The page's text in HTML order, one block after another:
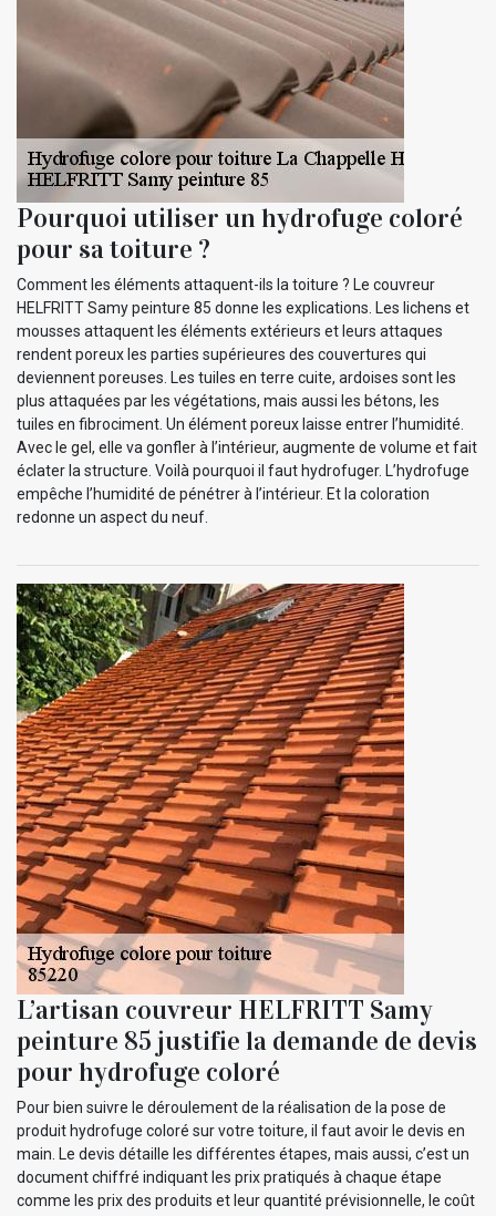
Pourquoi utiliser un hydrofuge coloré
pour sa toiture ?
Comment les éléments attaquent-ils la toiture ? Le couvreur
HELFRITT Samy peinture 85 donne les explications. Les lichens et
mousses attaquent les éléments extérieurs et leurs attaques
rendent poreux les parties supérieures des couvertures qui
deviennent poreuses. Les tuiles en terre cuite, ardoises sont les
plus attaquées par les végétations, mais aussi les bétons, les
tuiles en fibrociment. Un élément poreux laisse entrer l’humidité.
Avec le gel, elle va gonfler à l’intérieur, augmente de volume et fait
éclater la structure. Voilà pourquoi il faut hydrofuger. L’hydrofuge
empêche l’humidité de pénétrer à l’intérieur. Et la coloration
redonne un aspect du neuf.
L’artisan couvreur HELFRITT Samy
peinture 85 justifie la demande de devis
pour hydrofuge coloré
Pour bien suivre le déroulement de la réalisation de la pose de
produit hydrofuge coloré sur votre toiture, il faut avoir le devis en
main. Le devis détaille les différentes étapes, mais aussi, c’est un
document chiffré indiquant les prix pratiqués à chaque étape
comme les prix des produits et leur quantité prévisionnelle, le coût